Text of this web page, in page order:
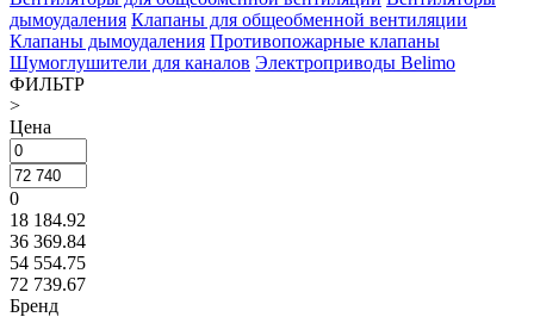
дымоудаления Клапаны для общеобменной вентиляции
Клапаны дымоудаления Противопожарные клапаны
Шумоглушители для каналов Электроприводы Belimo
ФИЛЬТР
>
Цена
0
18 184.92
36 369.84
54 554.75
72 739.67
Бренд